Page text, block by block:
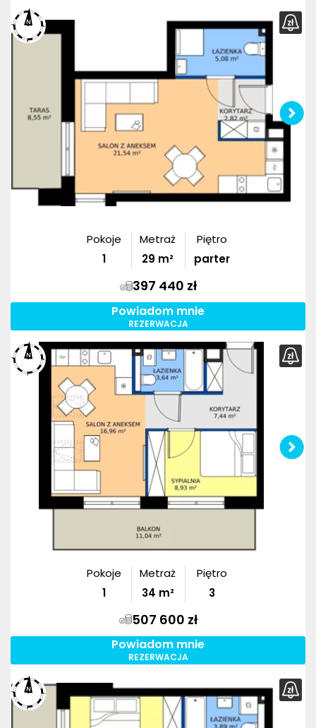
Pokoje
1
Metraż
29 m²
Piętro
parter
397 440 zł
Powiadom mnie
REZERWACJA
Pokoje
1
Metraż
34 m²
Piętro
3
507 600 zł
Powiadom mnie
REZERWACJA